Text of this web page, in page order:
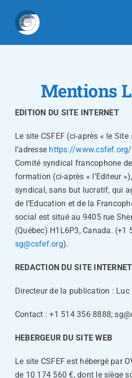
contenu
Mentions
EDITION DU SITE INTERNET
Le site CSFEF (ci-après « le
l’adresse https://www.csfef.org/
Comité syndical francophone
formation (ci-après « l’Editeur
syndical, sans but lucratif, qui
de l’Education et de la
social est situé au 9405 rue
(Québec) H1L6P3, Canada. (+1
sg@csfef.org).
REDACTION DU SITE INTERNET
Directeur de la publication : Luc
Contact : +1 514 356 8888;
HEBERGEUR DU SITE WEB
Le site CSFEF est hébergé par
de 10 174 560 €, dont le siège